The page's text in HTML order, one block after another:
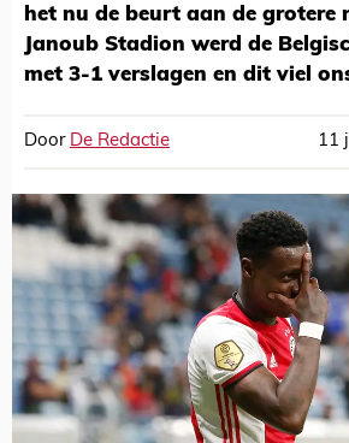
het nu de beurt aan de grotere
Janoub Stadion werd de
met 3-1 verslagen en dit viel
Door De Redactie 11